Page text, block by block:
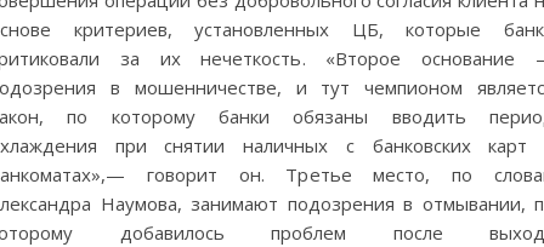
критериев, установленных ЦБ, которые
за их нечеткость. «Второе основание
в мошенничестве, и тут чемпионом
по которому банки обязаны вводить
при снятии наличных с банковских карт
говорит он. Третье место, по
Наумова, занимают подозрения в отмывании,
добавилось проблем после